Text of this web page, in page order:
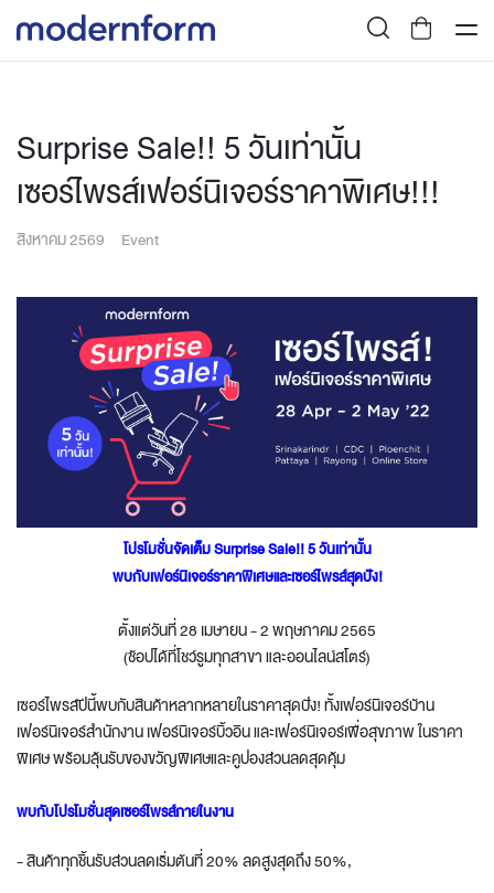
Surprise Sale!! 5 วันเท่านั้น
เซอร์ไพรส์เฟอร์นิเจอร์ราคาพิเศษ!!!
สิงหาคม 2569 Event
โปรโมชั่นจัดเต็ม Surprise Sale!! 5 วันเท่านั้น
พบกับเฟอร์นิเจอร์ราคาพิเศษและเซอร์ไพรส์สุดปัง!
ตั้งแต่วันที่ 28 เมษายน - 2 พฤษภาคม 2565
(ช้อปได้ที่โชว์รูมทุกสาขา และออนไลน์สโตร์)
เซอร์ไพรส์ปีนี้พบกับสินค้าหลากหลายในราคาสุดปัง! ทั้งเฟอร์นิเจอร์บ้าน
เฟอร์นิเจอร์สำนักงาน เฟอร์นิเจอร์บิ้วอิน และเฟอร์นิเจอร์เพื่อสุขภาพ ในราคา
พิเศษ พร้อมลุ้นรับของขวัญพิเศษและคูปองส่วนลดสุดคุ้ม
พบกับโปรโมชั่นสุดเซอร์ไพรส์ภายในงาน
- สินค้าทุกชิ้นรับส่วนลดเริ่มต้นที่ 20% ลดสูงสุดถึง 50%,